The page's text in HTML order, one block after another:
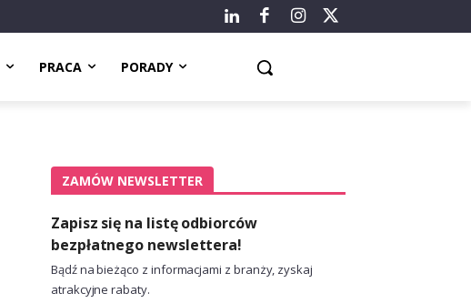
PRACA PORADY
ZAMÓW NEWSLETTER
Zapisz się na listę odbiorców
bezpłatnego newslettera!
Bądź na bieżąco z informacjami z branży, zyskaj
atrakcyjne rabaty.